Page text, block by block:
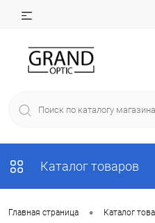
Каталог товаров
Главная страница • Каталог